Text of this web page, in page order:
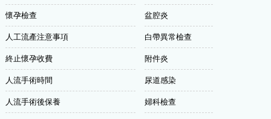
懷孕檢查
人工流產注意事項
終止懷孕收費
人流手術時間
人流手術後保養
盆腔炎
白帶異常檢查
附件炎
尿道感染
婦科檢查